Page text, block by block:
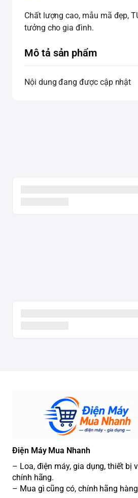
Chất lượng cao, mẫu mã đẹp,
tưởng cho gia đình.
Mô tả sản phẩm
Nội dung đang được cập nhật
Điện Máy Mua Nhanh
– Loa, điện máy, gia dụng, thiết bị
chính hãng.
– Mua gì cũng có, chính hãng